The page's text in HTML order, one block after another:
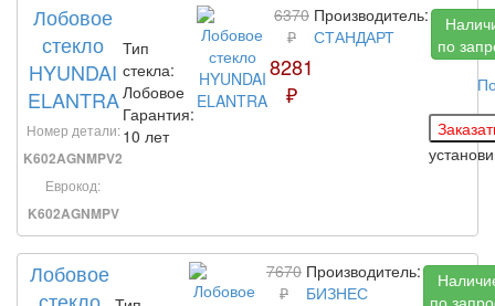
Лобовое
стекло
HYUNDAI
ELANTRA
Номер детали:
K602AGNMPV2
Еврокод:
K602AGNMPV
Тип
стекла:
Лобовое
Гарантия:
10 лет
6370
₽
8281
₽
Производитель:
СТАНДАРТ
по
Лобовое
стекло
7670
₽
Производитель:
БИЗНЕС
по